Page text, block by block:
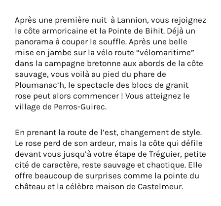
Après une première nuit à Lannion, vous rejoignez
la côte armoricaine et la Pointe de Bihit. Déjà un
panorama à couper le souffle. Après une belle
mise en jambe sur la vélo route “vélomaritime”
dans la campagne bretonne aux abords de la côte
sauvage, vous voilà au pied du phare de
Ploumanac’h, le spectacle des blocs de granit
rose peut alors commencer ! Vous atteignez le
village de Perros-Guirec.
En prenant la route de l’est, changement de style.
Le rose perd de son ardeur, mais la côte qui défile
devant vous jusqu’à votre étape de Tréguier, petite
cité de caractère, reste sauvage et chaotique. Elle
offre beaucoup de surprises comme la pointe du
château et la célèbre maison de Castelmeur.